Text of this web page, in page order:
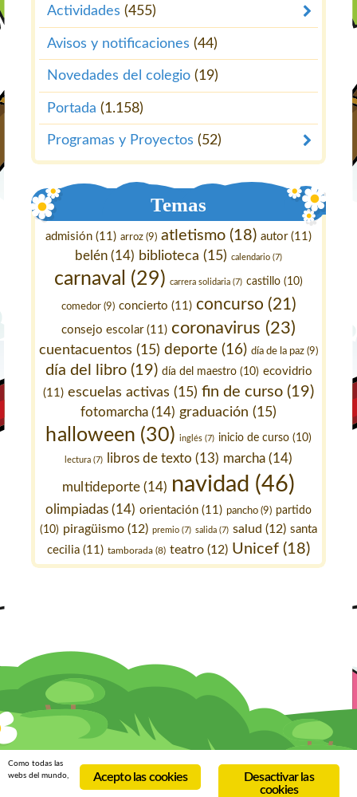
Actividades (455)
Avisos y notificaciones (44)
Novedades del colegio (19)
Portada (1.158)
Programas y Proyectos (52)
Temas
admisión (11) arroz (9) atletismo (18) autor(11)
belén (14) biblioteca (15) calendario (7)
carnaval (29) carrera solidaria (7) castillo (10)
comedor(9) concierto (11) concurso (21)
consejo escolar(11) coronavirus (23)
cuentacuentos (15) deporte (16) día de la paz (9)
día del libro(19) día del maestro(10) ecovidrio
(11) escuelas activas (15) fin de curso (19)
fotomarcha (14) graduación (15)
halloween (30) inglés(7) inicio de curso(10)
lectura (7) libros de texto (13) marcha (14)
multideporte(14) navidad (46)
olimpiadas (14) orientación (11) pancho (9) partido
(10) piragüismo (12) premio (7) salida (7) salud (12) santa
cecilia (11) tamborada (8) teatro (12) Unicef (18)
Desactivar las
cookies
Acepto las cookies
Como todas las
webs del mundo,